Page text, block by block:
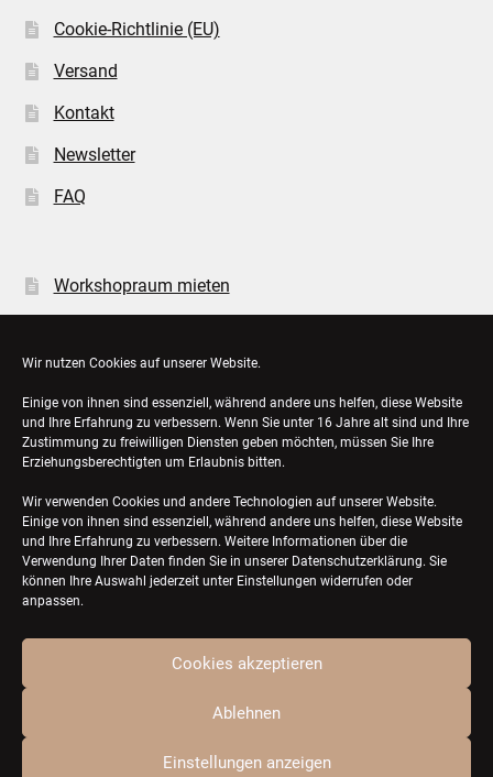
Wir nutzen Cookies auf unserer Website.
Einige von ihnen sind essenziell, während andere uns helfen, diese Website
und Ihre Erfahrung zu verbessern. Wenn Sie unter 16 Jahre alt sind und Ihre
Zustimmung zu freiwilligen Diensten geben möchten, müssen Sie Ihre
Erziehungsberechtigten um Erlaubnis bitten.
Wir verwenden Cookies und andere Technologien auf unserer Website.
Einige von ihnen sind essenziell, während andere uns helfen, diese Website
und Ihre Erfahrung zu verbessern. Weitere Informationen über die
Verwendung Ihrer Daten finden Sie in unserer Datenschutzerklärung. Sie
können Ihre Auswahl jederzeit unter Einstellungen widerrufen oder
anpassen.
Cookies akzeptieren
Ablehnen
Einstellungen anzeigen
Cookie-Richtlinie (EU)
Versand
Kontakt
Newsletter
FAQ
Workshopraum mieten
Bestellungen
Konto-Details
© ZQTL ceramics 2026